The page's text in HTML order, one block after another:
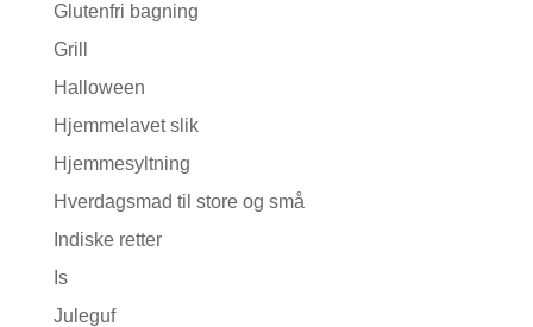
Glutenfri bagning
Grill
Halloween
Hjemmelavet slik
Hjemmesyltning
Hverdagsmad til store og små
Indiske retter
Is
Juleguf